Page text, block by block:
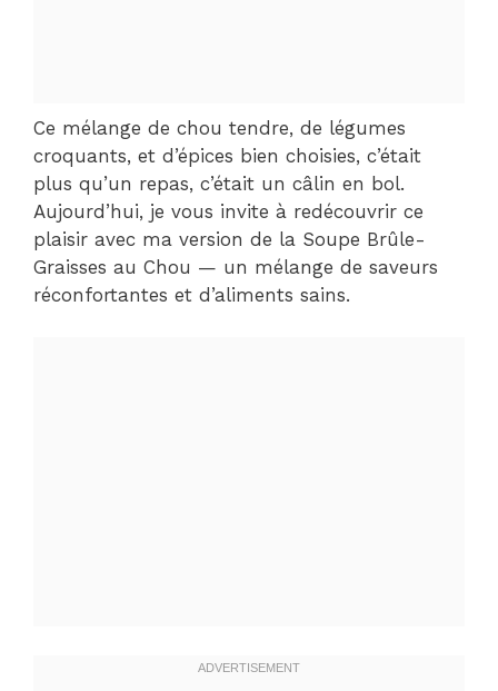
Ce mélange de chou tendre, de légumes
croquants, et d’épices bien choisies, c’était
plus qu’un repas, c’était un câlin en bol.
Aujourd’hui, je vous invite à redécouvrir ce
plaisir avec ma version de la Soupe Brûle-
Graisses au Chou — un mélange de saveurs
réconfortantes et d’aliments sains.